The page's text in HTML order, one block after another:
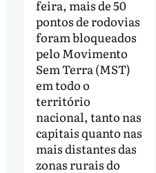
feira, mais de 50
pontos de rodovias
foram bloqueados
pelo Movimento
Sem Terra (MST)
em todo o
território
nacional, tanto nas
capitais quanto nas
mais distantes das
zonas rurais do